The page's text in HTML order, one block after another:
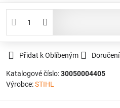
Přidat k Oblíbeným Doručení
Katalogové číslo:30050004405
Výrobce:STIHL